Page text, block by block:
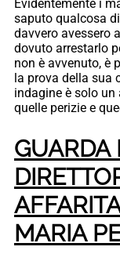
Evidentemente i
saputo qualcosa
davvero avessero
dovuto arrestarlo
non è avvenuto, è
la prova della sua
indagine è solo
quelle perizie e
GUARDA
MARIA